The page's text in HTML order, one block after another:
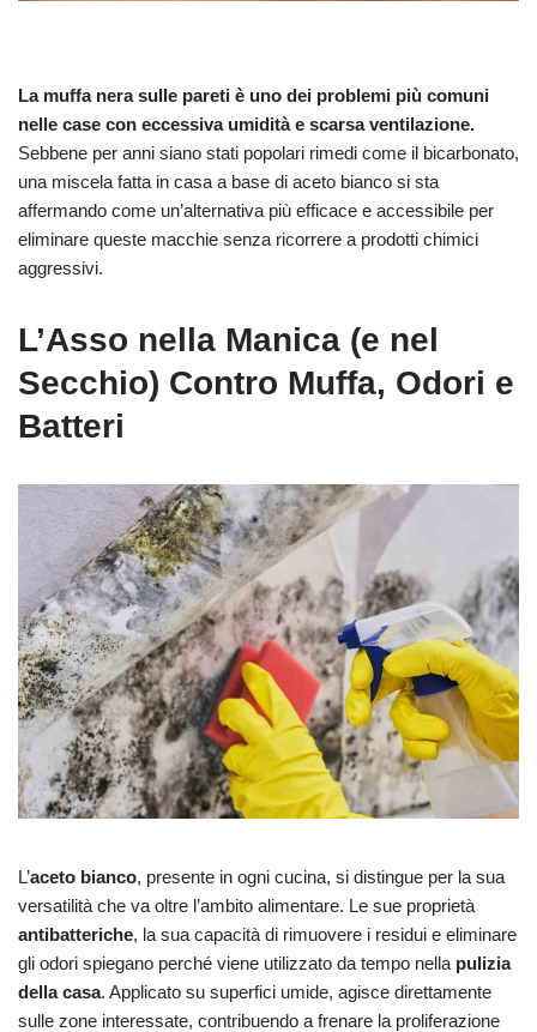
La muffa nera sulle pareti è uno dei problemi più comuni
nelle case con eccessiva umidità e scarsa ventilazione.
Sebbene per anni siano stati popolari rimedi come il bicarbonato,
una miscela fatta in casa a base di aceto bianco si sta
affermando come un’alternativa più efficace e accessibile per
eliminare queste macchie senza ricorrere a prodotti chimici
aggressivi.
L’Asso nella Manica (e nel
Secchio) Contro Muffa, Odori e
Batteri
L’aceto bianco, presente in ogni cucina, si distingue per la sua
versatilità che va oltre l’ambito alimentare. Le sue proprietà
antibatteriche, la sua capacità di rimuovere i residui e eliminare
gli odori spiegano perché viene utilizzato da tempo nella pulizia
della casa. Applicato su superfici umide, agisce direttamente
sulle zone interessate, contribuendo a frenare la proliferazione